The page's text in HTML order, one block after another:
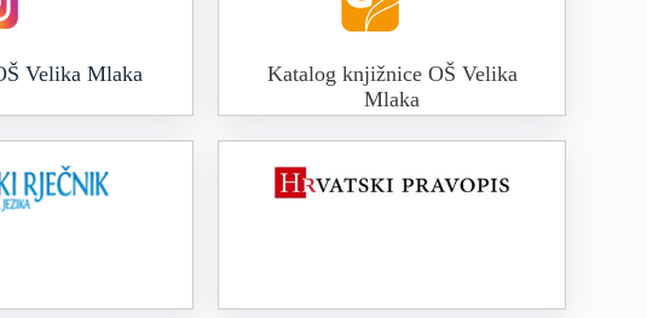
Velika Mlaka
Katalog knjižnice OŠ Velika
Mlaka